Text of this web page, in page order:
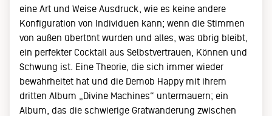
eine Art und Weise Ausdruck, wie es keine andere
Konfiguration von Individuen kann; wenn die Stimmen
von außen übertönt wurden und alles, was übrig bleibt,
ein perfekter Cocktail aus Selbstvertrauen, Können und
Schwung ist. Eine Theorie, die sich immer wieder
bewahrheitet hat und die Demob Happy mit ihrem
dritten Album „Divine Machines“ untermauern; ein
Album, das die schwierige Gratwanderung zwischen